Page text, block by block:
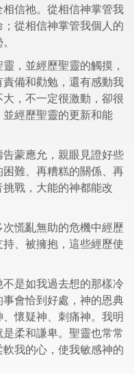
信祂。從相信神掌管我
從相信神掌管我個人的
，並經歷聖靈的觸摸，
備和勸勉，還有感動我
，不一定很激動，卻很
經歷聖靈的更新和能
蒙應允，親眼見證好些
難、再糟糕的關係、再
戰，大能的神都能改
慌亂無助的危機中經歷
、被擁抱，這些經歷使
是如我過去想的那樣冷
會恰到好處，神的恩典
懷疑神、刺痛神。我明
柔和謙卑。聖靈也常常
我的心，使我敏感神的